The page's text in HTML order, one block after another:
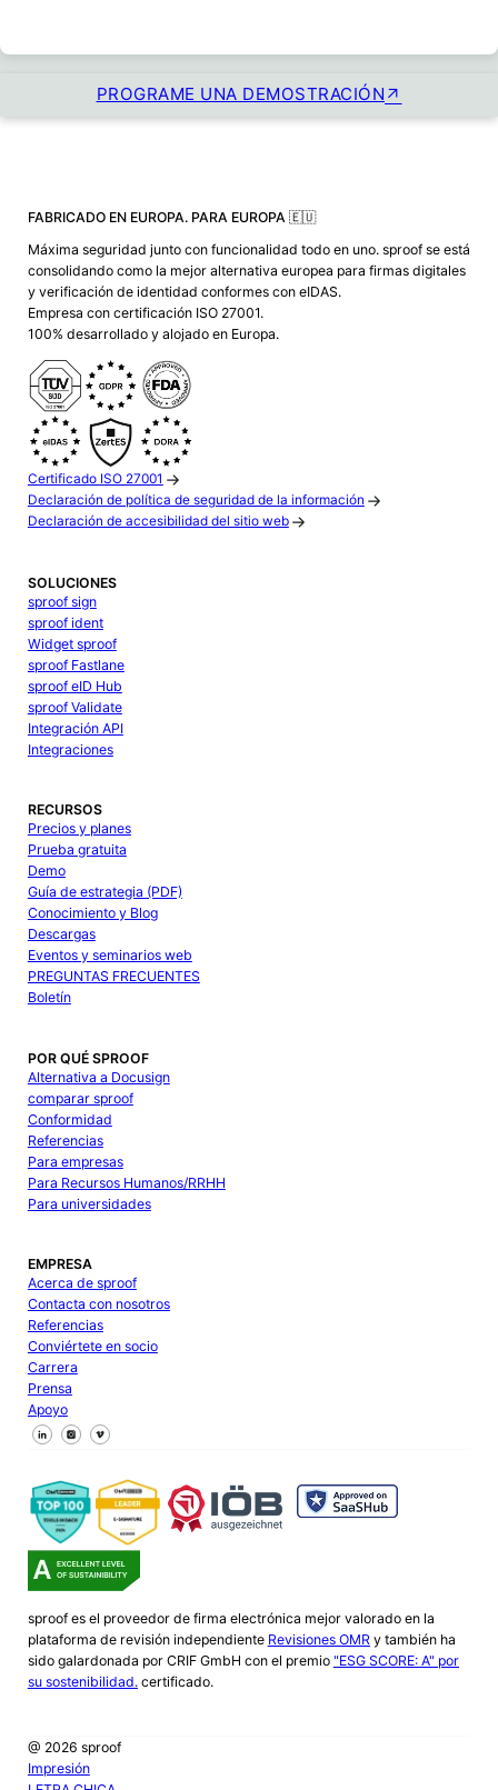
PROGRAME UNA DEMOSTRACIÓN
FABRICADO EN EUROPA. PARA EUROPA 🇪🇺
Máxima seguridad junto con funcionalidad todo en uno. sproof se está
consolidando como la mejor alternativa europea para firmas digitales
y verificación de identidad conformes con eIDAS.
Empresa con certificación ISO 27001.
100% desarrollado y alojado en Europa.
Certificado ISO 27001
Declaración de política de seguridad de la información
Declaración de accesibilidad del sitio web
SOLUCIONES
sproof sign
sproof ident
Widget sproof
sproof Fastlane
sproof eID Hub
sproof Validate
Integración API
Integraciones
RECURSOS
Precios y planes
Prueba gratuita
Demo
Guía de estrategia (PDF)
Conocimiento y Blog
Descargas
Eventos y seminarios web
PREGUNTAS FRECUENTES
Boletín
POR QUÉ SPROOF
Alternativa a Docusign
comparar sproof
Conformidad
Referencias
Para empresas
Para Recursos Humanos/RRHH
Para universidades
EMPRESA
Acerca de sproof
Contacta con nosotros
Referencias
Conviértete en socio
Carrera
Prensa
Apoyo
Síguenos en Facebook
Síguenos en X
Síguenos en LinkedIn
sproof es el proveedor de firma electrónica mejor valorado en la
plataforma de revisión independiente Revisiones OMRy también ha
sido galardonada por CRIF GmbH con el premio "ESG SCORE: A" por
su sostenibilidad.certificado.
@ 2026 sproof
Impresión